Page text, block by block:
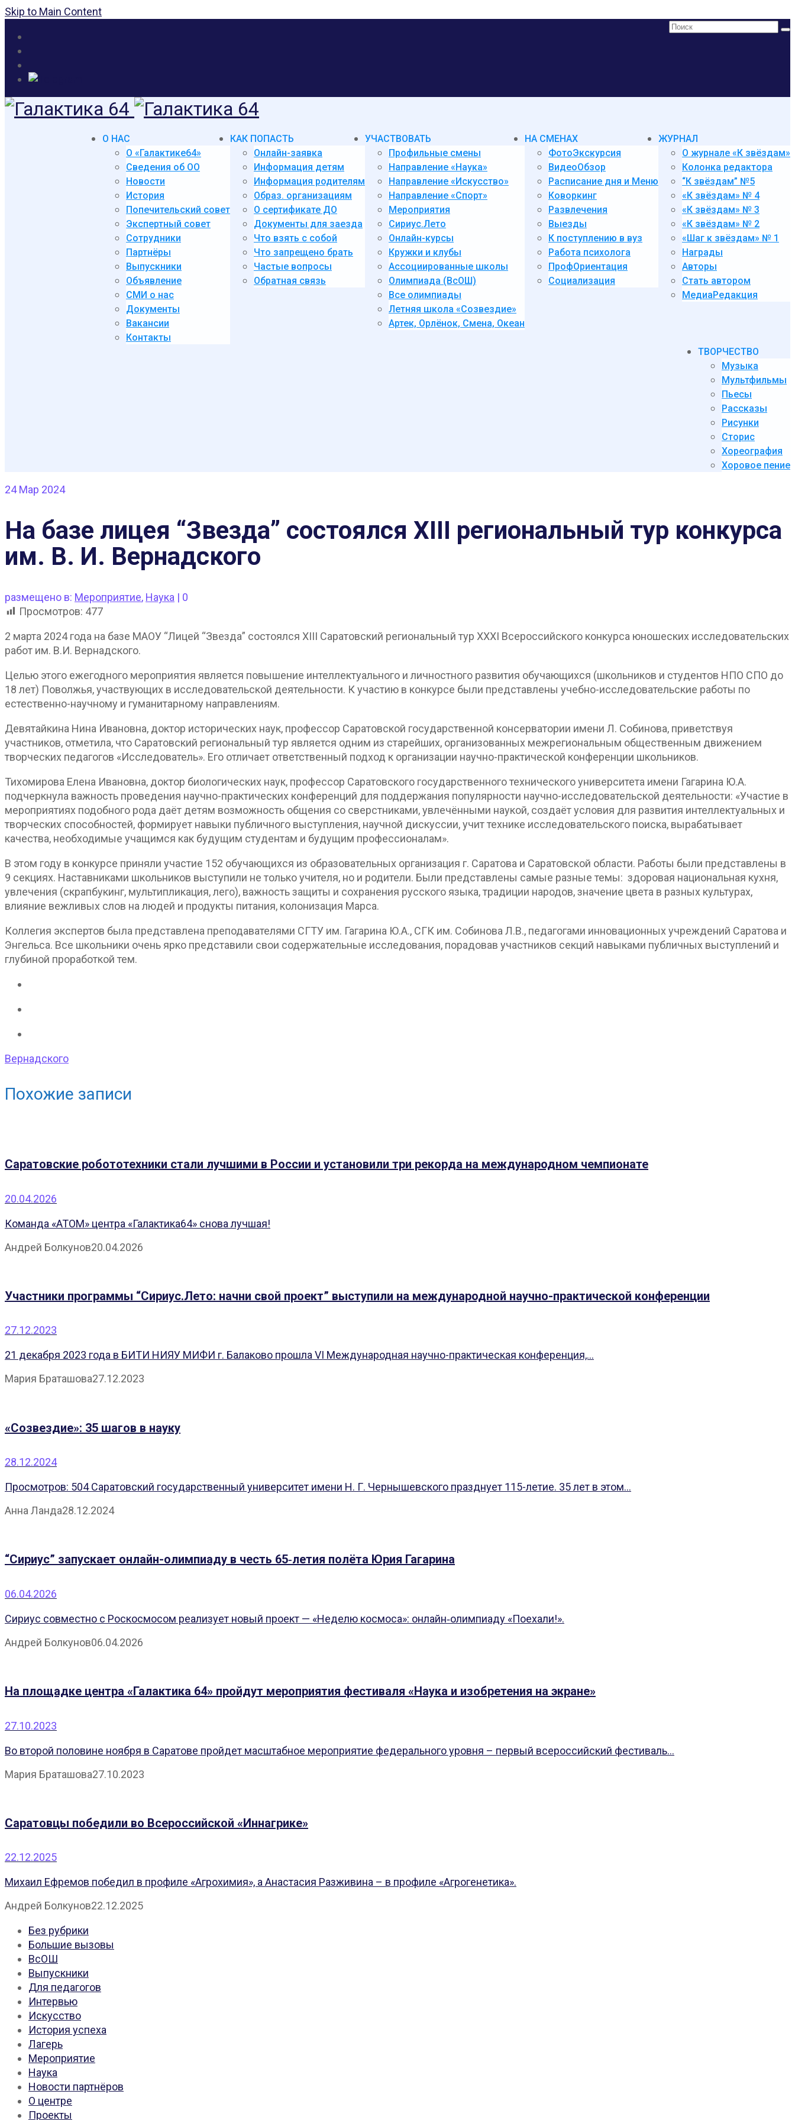
Skip to Main Content
Поиск:
О НАС
О «Галактике64»
Сведения об ОО
Новости
История
Попечительский совет
Экспертный совет
Сотрудники
Партнёры
Выпускники
Объявление
СМИ о нас
Документы
Вакансии
Контакты
КАК ПОПАСТЬ
Онлайн-заявка
Информация детям
Информация родителям
Образ. организациям
О сертификате ДО
Документы для заезда
Что взять с собой
Что запрещено брать
Частые вопросы
Обратная связь
УЧАСТВОВАТЬ
Профильные смены
Направление «Наука»
Направление «Искусство»
Направление «Спорт»
Мероприятия
Сириус.Лето
Онлайн-курсы
Кружки и клубы
Ассоциированные школы
Олимпиада (ВсОШ)
Все олимпиады
Летняя школа «Созвездие»
Артек, Орлёнок, Смена, Океан
НА СМЕНАХ
ФотоЭкскурсия
ВидеоОбзор
Расписание дня и Меню
Коворкинг
Развлечения
Выезды
К поступлению в вуз
Работа психолога
ПрофОриентация
Социализация
ЖУРНАЛ
О журнале «К звёздам»
Колонка редактора
“К звёздам” №5
«К звёздам» № 4
«К звёздам» № 3
«К звёздам» № 2
«Шаг к звёздам» № 1
Награды
Авторы
Стать автором
МедиаРедакция
ТВОРЧЕСТВО
Музыка
Мультфильмы
Пьесы
Рассказы
Рисунки
Сторис
Хореография
Хоровое пение
24Мар 2024
На базе лицея “Звезда” состоялся XIII региональный тур конкурса
им. В. И. Вернадского
размещено в: Мероприятие, Наука | 0
Просмотров: 477
2 марта 2024 года на базе МАОУ “Лицей “Звезда” состоялся XIII Саратовский региональный тур XXXI Всероссийского конкурса юношеских исследовательских
работ им. В.И. Вернадского.
Целью этого ежегодного мероприятия является повышение интеллектуального и личностного развития обучающихся (школьников и студентов НПО СПО до
18 лет) Поволжья, участвующих в исследовательской деятельности. К участию в конкурсе были представлены учебно-исследовательские работы по
естественно-научному и гуманитарному направлениям.
Девятайкина Нина Ивановна, доктор исторических наук, профессор Саратовской государственной консерватории имени Л. Собинова, приветствуя
участников, отметила, что Саратовский региональный тур является одним из старейших, организованных межрегиональным общественным движением
творческих педагогов «Исследователь». Его отличает ответственный подход к организации научно-практической конференции школьников.
Тихомирова Елена Ивановна, доктор биологических наук, профессор Саратовского государственного технического университета имени Гагарина Ю.А.
подчеркнула важность проведения научно-практических конференций для поддержания популярности научно-исследовательской деятельности: «Участие в
мероприятиях подобного рода даёт детям возможность общения со сверстниками, увлечёнными наукой, создаёт условия для развития интеллектуальных и
творческих способностей, формирует навыки публичного выступления, научной дискуссии, учит технике исследовательского поиска, вырабатывает
качества, необходимые учащимся как будущим студентам и будущим профессионалам».
В этом году в конкурсе приняли участие 152 обучающихся из образовательных организация г. Саратова и Саратовской области. Работы были представлены в
9 секциях. Наставниками школьников выступили не только учителя, но и родители. Были представлены самые разные темы: здоровая национальная кухня,
увлечения (скрапбукинг, мультипликация, лего), важность защиты и сохранения русского языка, традиции народов, значение цвета в разных культурах,
влияние вежливых слов на людей и продукты питания, колонизация Марса.
Коллегия экспертов была представлена преподавателями СГТУ им. Гагарина Ю.А., СГК им. Собинова Л.В., педагогами инновационных учреждений Саратова и
Энгельса. Все школьники очень ярко представили свои содержательные исследования, порадовав участников секций навыками публичных выступлений и
глубиной проработкой тем.
Вернадского
Похожие записи
Саратовские робототехники стали лучшими в России и установили три рекорда на международном чемпионате
20.04.2026
Команда «АТОМ» центра «Галактика64» снова лучшая!
Андрей Болкунов20.04.2026
Участники программы “Сириус.Лето: начни свой проект” выступили на международной научно-практической конференции
27.12.2023
21 декабря 2023 года в БИТИ НИЯУ МИФИ г. Балаково прошла VI Международная научно-практическая конференция,...
Мария Браташова27.12.2023
«Созвездие»: 35 шагов в науку
28.12.2024
Просмотров: 504 Саратовский государственный университет имени Н. Г. Чернышевского празднует 115-летие. 35 лет в этом...
Анна Ланда28.12.2024
“Сириус” запускает онлайн-олимпиаду в честь 65‑летия полёта Юрия Гагарина
06.04.2026
Сириус совместно с Роскосмосом реализует новый проект — «Неделю космоса»: онлайн‑олимпиаду «Поехали!».
Андрей Болкунов06.04.2026
На площадке центра «Галактика 64» пройдут мероприятия фестиваля «Наука и изобретения на экране»
27.10.2023
Во второй половине ноября в Саратове пройдет масштабное мероприятие федерального уровня – первый всероссийский фестиваль...
Мария Браташова27.10.2023
Саратовцы победили во Всероссийской «Иннагрике»
22.12.2025
Михаил Ефремов победил в профиле «Агрохимия», а Анастасия Разживина – в профиле «Агрогенетика».
Андрей Болкунов22.12.2025
Без рубрики
Большие вызовы
ВсОШ
Выпускники
Для педагогов
Интервью
Искусство
История успеха
Лагерь
Мероприятие
Наука
Новости партнёров
О центре
Проекты